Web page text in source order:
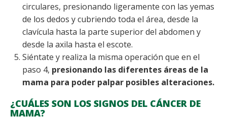
circulares, presionando ligeramente con las yemas
de los dedos y cubriendo toda el área, desde la
clavícula hasta la parte superior del abdomen y
desde la axila hasta el escote.
Siéntate y realiza la misma operación que en el
paso 4, presionando las diferentes áreas de la
mama para poder palpar posibles alteraciones.
¿CUÁLES SON LOS SIGNOS DEL CÁNCER DE
MAMA?